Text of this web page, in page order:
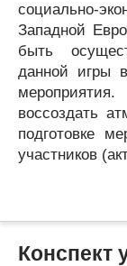
социально-
Западной
быть
данной игры
воссоздать
подготовке
участников
Конспект